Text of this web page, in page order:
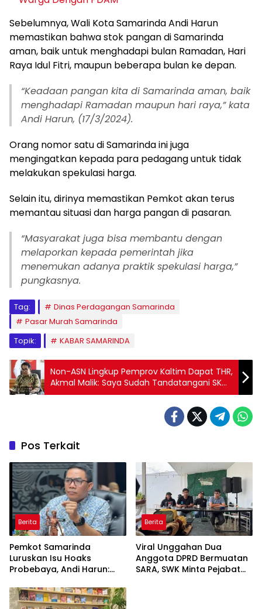
Sebelumnya, Wali Kota Samarinda Andi Harun
memastikan bahwa stok pangan di Samarinda
aman, baik untuk menghadapi bulan Ramadan, Hari
Raya Idul Fitri, maupun beberapa bulan ke depan.
“Keadaan pangan kita di Samarinda aman, baik
menghadapi Ramadan maupun hari raya,” kata
Andi Harun, (17/3/2024).
Orang nomor satu di Samarinda ini juga
mengingatkan kepada para pedagang untuk tidak
melakukan spekulasi harga.
Selain itu, dirinya memastikan Pemkot akan terus
memantau situasi dan harga pangan di pasaran.
“Masyarakat juga bisa membantu dengan
melaporkan kepada pemerintah jika
menemukan adanya praktik spekulasi harga,”
pungkasnya.
Tag:
Dinas Perdagangan Samarinda
Pasar Murah Samarinda
Topik:
KABAR SAMARINDA
Non-ASN Lingkup Pemprov Kaltim Dapat THR,
Akmal Malik: Saya Sudah Tandatangani SK
nya
Pos Terkait
Berita
Pemkot Samarinda
Luruskan Isu Hoaks
Probebaya, Andi Harun:
Masyarakat
Berita
Viral Unggahan Dua
Anggota DPRD Bermuatan
SARA, SWK Minta Pejabat